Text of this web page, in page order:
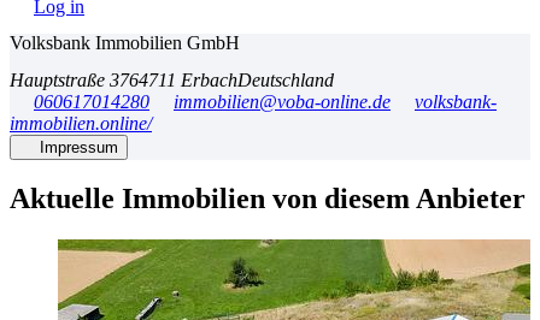
Log in
Volksbank Immobilien GmbH
Hauptstraße 3764711 ErbachDeutschland
060617014280
immobilien@voba-online.de
volksbank-
immobilien.online/
Impressum
Aktuelle Immobilien von diesem Anbieter